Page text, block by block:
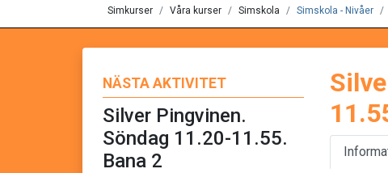
Simkurser Våra kurser Simskola Simskola - Nivåer
NÄSTA AKTIVITET
Silver Pingvinen.
Söndag 11.20-11.55.
Bana 2